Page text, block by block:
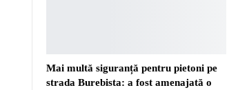
Mai multă siguranță pentru pietoni pe
strada Burebista: a fost amenajată o